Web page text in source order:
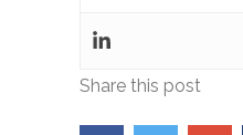
Share this post